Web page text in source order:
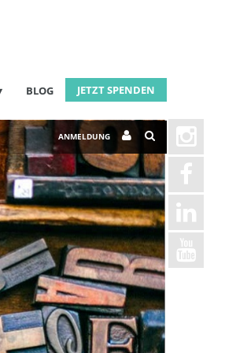
BLOG JETZT SPENDEN
ANMELDUNG